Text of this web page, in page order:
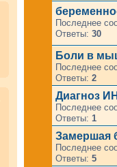
Последнее
Ответы: 30
Боли в
Последнее
Ответы: 2
Диагноз
Последнее
Ответы: 1
Замершая
Последнее
Ответы: 5